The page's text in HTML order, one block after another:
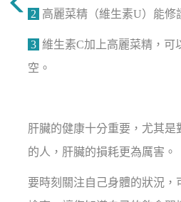
2 高麗菜精（維生素U）能修
3 維生素C加上高麗菜精，可
空。
肝臟的健康十分重要，尤其是
的人，肝臟的損耗更為厲害。
要時刻關注自己身體的狀況，